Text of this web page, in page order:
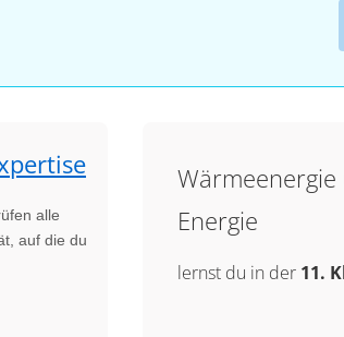
alle
auf die du
Energie
lernst du in der 11.